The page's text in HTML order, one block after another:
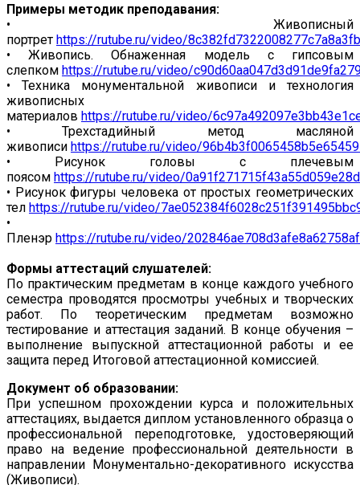
Примеры методик преподавания:
• Живописный
портрет https://rutube.ru/video/
• Живопись. Обнаженная модель с гипсовым
слепком https://rutube.ru/video/
• Техника монументальной живописи и технология
живописных
материалов https://rutube.ru/video/
• Трехстадийный метод масляной
живописи https://rutube.ru/video/
• Рисунок головы с плечевым
поясом https://rutube.ru/video/
• Рисунок фигуры человека от простых геометрических
тел https://rutube.ru/video/
•
Пленэр https://rutube.ru/video/
Формы аттестаций слушателей:
По практическим предметам в конце каждого учебного
семестра проводятся просмотры учебных и творческих
работ. По теоретическим предметам возможно
тестирование и аттестация заданий. В конце обучения –
выполнение выпускной аттестационной работы и ее
защита перед Итоговой аттестационной комиссией.
Документ об образовании:
При успешном прохождении курса и положительных
аттестациях, выдается диплом установленного образца о
профессиональной переподготовке, удостоверяющий
право на ведение профессиональной деятельности в
направлении Монументально-декоративного искусства
(Живописи).